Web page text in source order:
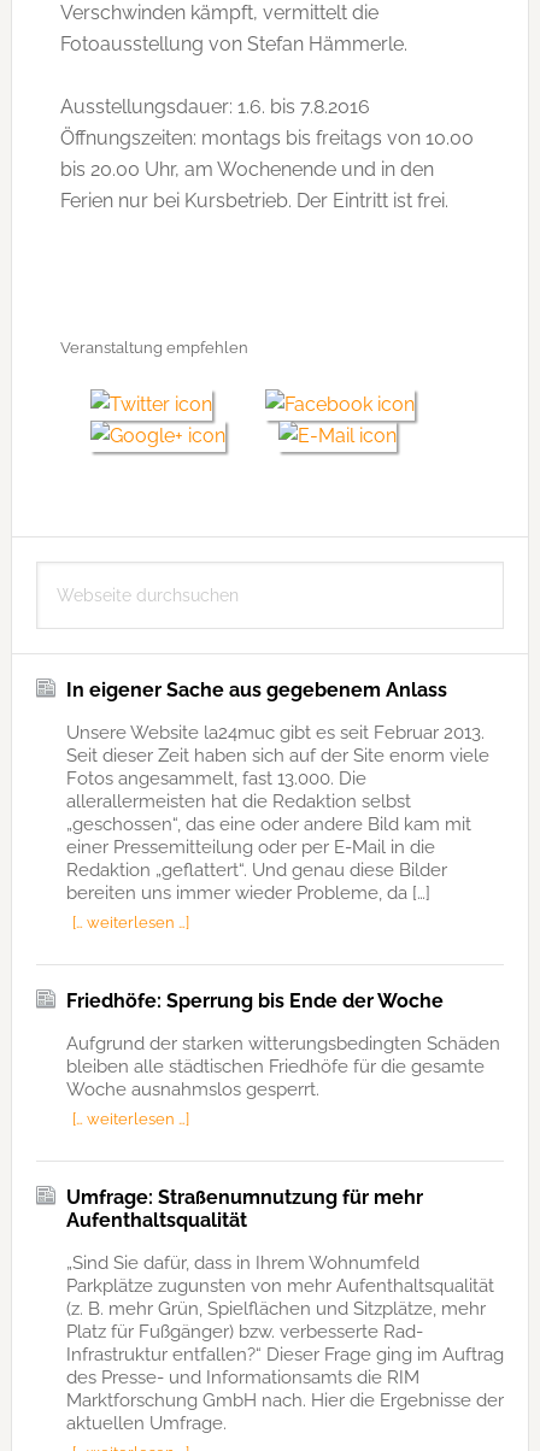
Verschwinden kämpft, vermittelt die
Fotoausstellung von Stefan Hämmerle.
Ausstellungsdauer: 1.6. bis 7.8.2016
Öffnungszeiten: montags bis freitags von 10.00
bis 20.00 Uhr, am Wochenende und in den
Ferien nur bei Kursbetrieb. Der Eintritt ist frei.
Veranstaltung empfehlen
Seitenspalte
durchsuchen
In eigener Sache aus gegebenem Anlass
Unsere Website la24muc gibt es seit Februar 2013.
Seit dieser Zeit haben sich auf der Site enorm viele
Fotos angesammelt, fast 13.000. Die
allerallermeisten hat die Redaktion selbst
„geschossen“, das eine oder andere Bild kam mit
einer Pressemitteilung oder per E-Mail in die
Redaktion „geflattert“. Und genau diese Bilder
bereiten uns immer wieder Probleme, da […]
[… weiterlesen …]
Friedhöfe: Sperrung bis Ende der Woche
Aufgrund der starken witterungsbedingten Schäden
bleiben alle städtischen Friedhöfe für die gesamte
Woche ausnahmslos gesperrt.
[… weiterlesen …]
Umfrage: Straßenumnutzung für mehr
Aufenthaltsqualität
„Sind Sie dafür, dass in Ihrem Wohnumfeld
Parkplätze zugunsten von mehr Aufenthaltsqualität
(z. B. mehr Grün, Spielflächen und Sitzplätze, mehr
Platz für Fußgänger) bzw. verbesserte Rad-
Infrastruktur entfallen?“ Dieser Frage ging im Auftrag
des Presse- und Informationsamts die RIM
Marktforschung GmbH nach. Hier die Ergebnisse der
aktuellen Umfrage.